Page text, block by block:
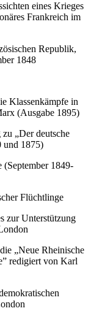
eines Krieges
Frankreich im
Republik,
1848
Klassenkämpfe in
(Ausgabe 1895)
„Der deutsche
und 1875)
1849-
Flüchtlinge
zur Unterstützung
„Neue Rheinische
redigiert von Karl